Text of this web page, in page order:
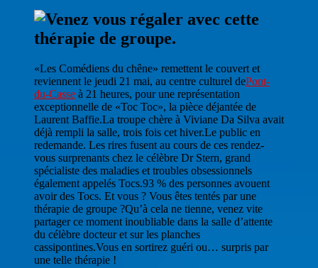
«Les Comédiens du chêne» remettent le couvert et
reviennent le jeudi 21 mai, au centre culturel dePont-
du-Casse à 21 heures, pour une représentation
exceptionnelle de «Toc Toc», la pièce déjantée de
Laurent Baffie.La troupe chère à Viviane Da Silva avait
déjà rempli la salle, trois fois cet hiver.Le public en
redemande. Les rires fusent au cours de ces rendez-
vous surprenants chez le célèbre Dr Stern, grand
spécialiste des maladies et troubles obsessionnels
également appelés Tocs.93 % des personnes avouent
avoir des Tocs. Et vous ? Vous êtes tentés par une
thérapie de groupe ?Qu’à cela ne tienne, venez vite
partager ce moment inoubliable dans la salle d’attente
du célèbre docteur et sur les planches
cassipontines.Vous en sortirez guéri ou… surpris par
une telle thérapie !